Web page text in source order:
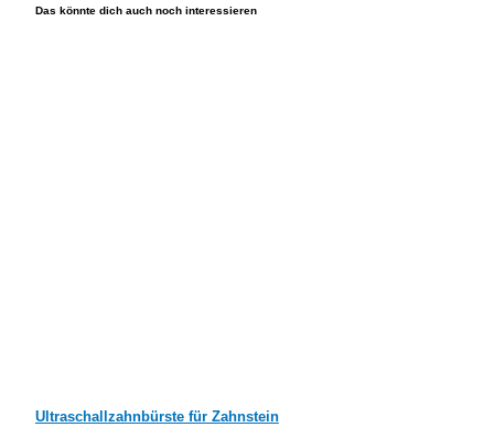
Das könnte dich auch noch interessieren
Ultraschallzahnbürste für Zahnstein